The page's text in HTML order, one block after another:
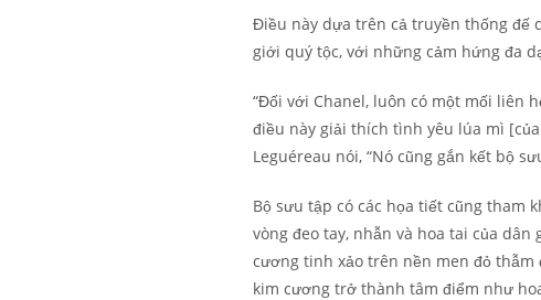
Điều này dựa trên cả truyền thống đế
giới quý tộc, với những cảm hứng đa
“Đối với Chanel, luôn có một mối liên
điều này giải thích tình yêu lúa mì
Leguéreau nói, “Nó cũng gắn kết bộ
Bộ sưu tập có các họa tiết cũng tham
vòng đeo tay, nhẫn và hoa tai của
cương tinh xảo trên nền men đỏ thẫm
kim cương trở thành tâm điểm như